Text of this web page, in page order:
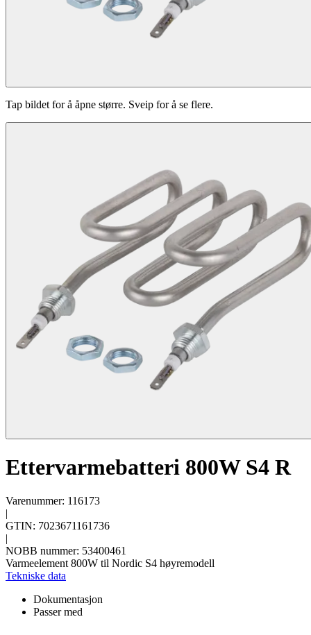
Tap bildet for å åpne større. Sveip for å se flere.
Ettervarmebatteri 800W S4 R
Varenummer: 116173
|
GTIN: 7023671161736
|
NOBB nummer: 53400461
Varmeelement 800W til Nordic S4 høyremodell
Tekniske data
Dokumentasjon
Passer med